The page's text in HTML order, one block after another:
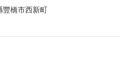
豐橋市西新町